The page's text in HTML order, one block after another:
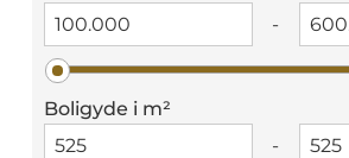
-
Boligyde i m²
-